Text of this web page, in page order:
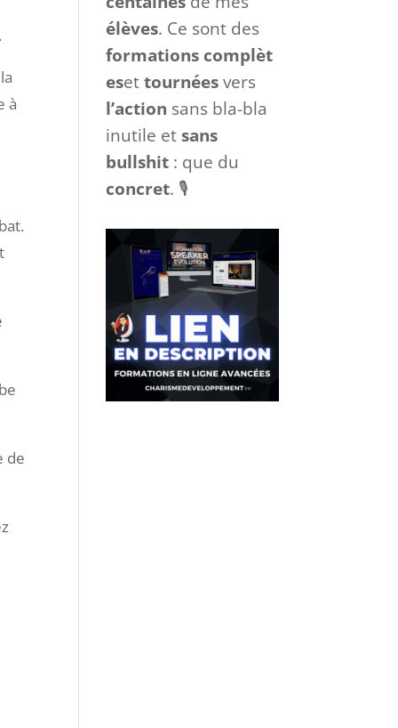
à
de
élèves. Ce sont des
formations complèt
esettournéesvers
l’action sans bla-bla
inutile et sans
bullshit : que du
concret. 🎙